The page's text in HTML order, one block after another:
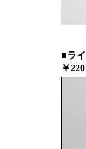
■ラ
￥220